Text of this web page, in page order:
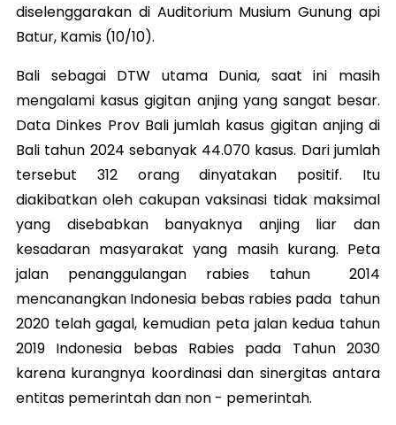
diselenggarakan di Auditorium Musium Gunung api
Batur, Kamis (10/10).
Bali sebagai DTW utama Dunia, saat ini masih
mengalami kasus gigitan anjing yang sangat besar.
Data Dinkes Prov Bali jumlah kasus gigitan anjing di
Bali tahun 2024 sebanyak 44.070 kasus. Dari jumlah
tersebut 312 orang dinyatakan positif. Itu
diakibatkan oleh cakupan vaksinasi tidak maksimal
yang disebabkan banyaknya anjing liar dan
kesadaran masyarakat yang masih kurang. Peta
jalan penanggulangan rabies tahun 2014
mencanangkan Indonesia bebas rabies pada tahun
2020 telah gagal, kemudian peta jalan kedua tahun
2019 Indonesia bebas Rabies pada Tahun 2030
karena kurangnya koordinasi dan sinergitas antara
entitas pemerintah dan non - pemerintah.